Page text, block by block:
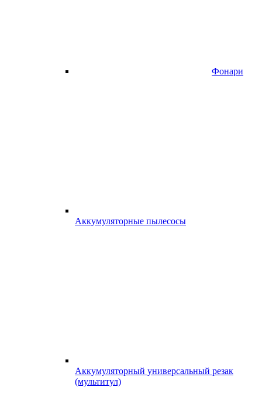
Фонари
Аккумуляторные пылесосы
Аккумуляторный универсальный резак
(мультитул)